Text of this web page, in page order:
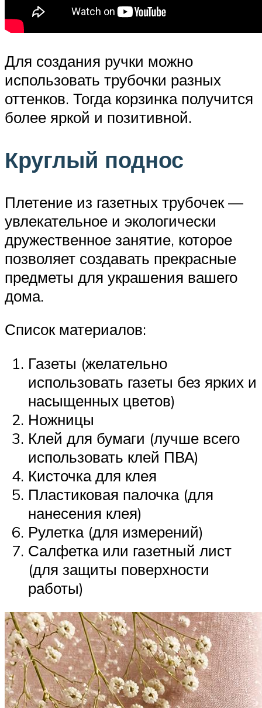
Для создания ручки можно
использовать трубочки разных
оттенков. Тогда корзинка получится
более яркой и позитивной.
Круглый поднос
Плетение из газетных трубочек —
увлекательное и экологически
дружественное занятие, которое
позволяет создавать прекрасные
предметы для украшения вашего
дома.
Список материалов:
Газеты (желательно
использовать газеты без ярких и
насыщенных цветов)
Ножницы
Клей для бумаги (лучше всего
использовать клей ПВА)
Кисточка для клея
Пластиковая палочка (для
нанесения клея)
Рулетка (для измерений)
Салфетка или газетный лист
(для защиты поверхности
работы)